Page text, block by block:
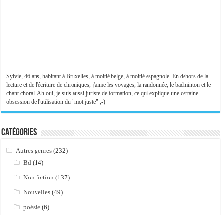
Sylvie, 46 ans, habitant à Bruxelles, à moitié belge, à moitié espagnole. En dehors de la
lecture et de l'écriture de chroniques, j'aime les voyages, la randonnée, le badminton et le
chant choral. Ah oui, je suis aussi juriste de formation, ce qui explique une certaine
obsession de l'utilisation du "mot juste" ;-)
Catégories
Autres genres (232)
Bd (14)
Non fiction (137)
Nouvelles (49)
poésie (6)